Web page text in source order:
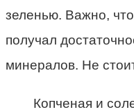
зеленью. Важно,
получал
минералов. Не
Копченая и